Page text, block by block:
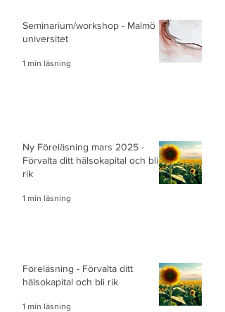
Seminarium/workshop - Malmö
universitet
1 min läsning
Ny Föreläsning mars 2025 -
Förvalta ditt hälsokapital och bli
rik
1 min läsning
Föreläsning - Förvalta ditt
hälsokapital och bli rik
1 min läsning